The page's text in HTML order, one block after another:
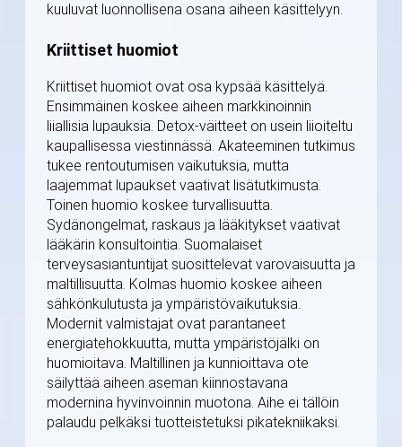
kuuluvat luonnollisena osana aiheen käsittelyyn.
Kriittiset huomiot
Kriittiset huomiot ovat osa kypsää käsittelyä.
Ensimmäinen koskee aiheen markkinoinnin
liiallisia lupauksia. Detox-väitteet on usein liioiteltu
kaupallisessa viestinnässä. Akateeminen tutkimus
tukee rentoutumisen vaikutuksia, mutta
laajemmat lupaukset vaativat lisätutkimusta.
Toinen huomio koskee turvallisuutta.
Sydänongelmat, raskaus ja lääkitykset vaativat
lääkärin konsultointia. Suomalaiset
terveysasiantuntijat suosittelevat varovaisuutta ja
maltillisuutta. Kolmas huomio koskee aiheen
sähkönkulutusta ja ympäristövaikutuksia.
Modernit valmistajat ovat parantaneet
energiatehokkuutta, mutta ympäristöjälki on
huomioitava. Maltillinen ja kunnioittava ote
säilyttää aiheen aseman kiinnostavana
modernina hyvinvoinnin muotona. Aihe ei tällöin
palaudu pelkäksi tuotteistetuksi pikatekniikaksi.